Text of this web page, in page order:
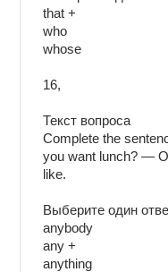
that +
who
whose
16,
Текст вопроса
Complete the
you want lunch? —
like.
Выберите один
anybody
any +
anything